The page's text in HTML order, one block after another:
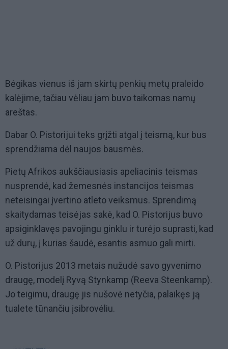
Bėgikas vienus iš jam skirtų penkių metų praleido
kalėjime, tačiau vėliau jam buvo taikomas namų
areštas.
Dabar O. Pistorijui teks grįžti atgal į teismą, kur bus
sprendžiama dėl naujos bausmės.
Pietų Afrikos aukščiausiasis apeliacinis teismas
nusprendė, kad žemesnės instancijos teismas
neteisingai įvertino atleto veiksmus. Sprendimą
skaitydamas teisėjas sakė, kad O. Pistorijus buvo
apsiginklavęs pavojingu ginklu ir turėjo suprasti, kad
už durų, į kurias šaudė, esantis asmuo gali mirti.
O. Pistorijus 2013 metais nužudė savo gyvenimo
draugę, modelį Ryvą Stynkamp (Reeva Steenkamp).
Jo teigimu, draugę jis nušovė netyčia, palaikęs ją
tualete tūnančiu įsibrovėliu.